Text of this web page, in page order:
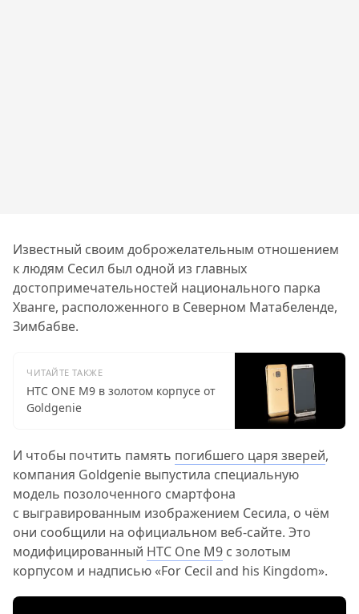
Известный своим доброжелательным отношением
к людям Сесил был одной из главных
достопримечательностей национального парка
Хванге, расположенного в Северном Матабеленде,
Зимбабве.
ЧИТАЙТЕ ТАКЖЕ
HTC ONE M9 в золотом корпусе от
Goldgenie
И чтобы почтить память погибшего царя зверей,
компания Goldgenie выпустила специальную
модель позолоченного смартфона
с выгравированным изображением Сесила, о чём
они сообщили на официальном веб-сайте. Это
модифицированный HTC One M9 с золотым
корпусом и надписью «For Cecil and his Kingdom».